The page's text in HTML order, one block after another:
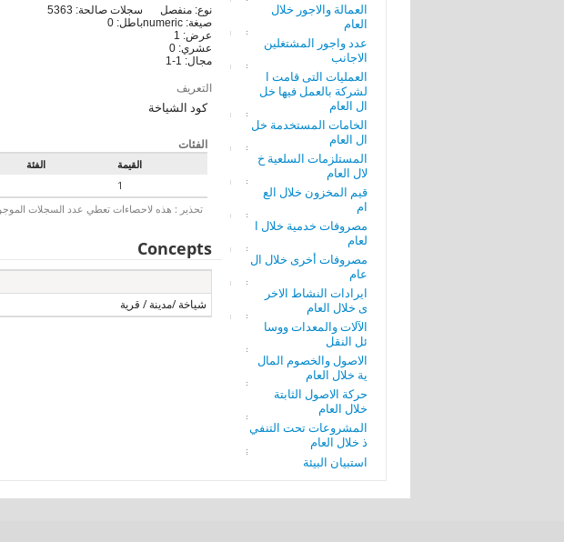
العمالة والاجور خلال
العام
عدد واجور المشتغلين
الاجانب
العمليات التى قامت ا
لشركة بالعمل فيها خل
ال العام
الخامات المستخدمة خل
ال العام
المستلزمات السلعية خ
لال العام
قيم المخزون خلال الع
ام
مصروفات خدمية خلال ا
لعام
مصروفات أخرى خلال ال
عام
ايرادات النشاط الاخر
ى خلال العام
الآلات والمعدات ووسا
ئل النقل
الاصول والخصوم المال
ية خلال العام
حركة الاصول الثابتة
خلال العام
المشروعات تحت التنفي
ذ خلال العام
استبيان البيئة
نوع: منفصل
صيغة: numeric
عرض: 1
عشري: 0
مجال: 1-1
سجلات صالحة: 5363
باطل: 0
التعريف
كود الشياخة
الفئات
القيمة الفئة
1
تحذير : هذه لاحصاءات تعطي عدد السجلات الموجودة
Concepts
شياخة /مدينة / قرية